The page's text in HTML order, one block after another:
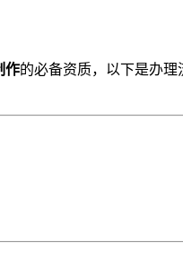
作的必备资质，以下是办